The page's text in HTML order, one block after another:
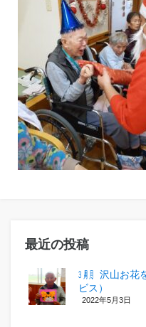
最近の投稿
㋂㋃、沢山お
ビス）
2022年5月3日